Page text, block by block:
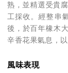
熟，並精選受貴
工採收。經整串
後，於百年橡木
辛香花果氣息，
風味表現